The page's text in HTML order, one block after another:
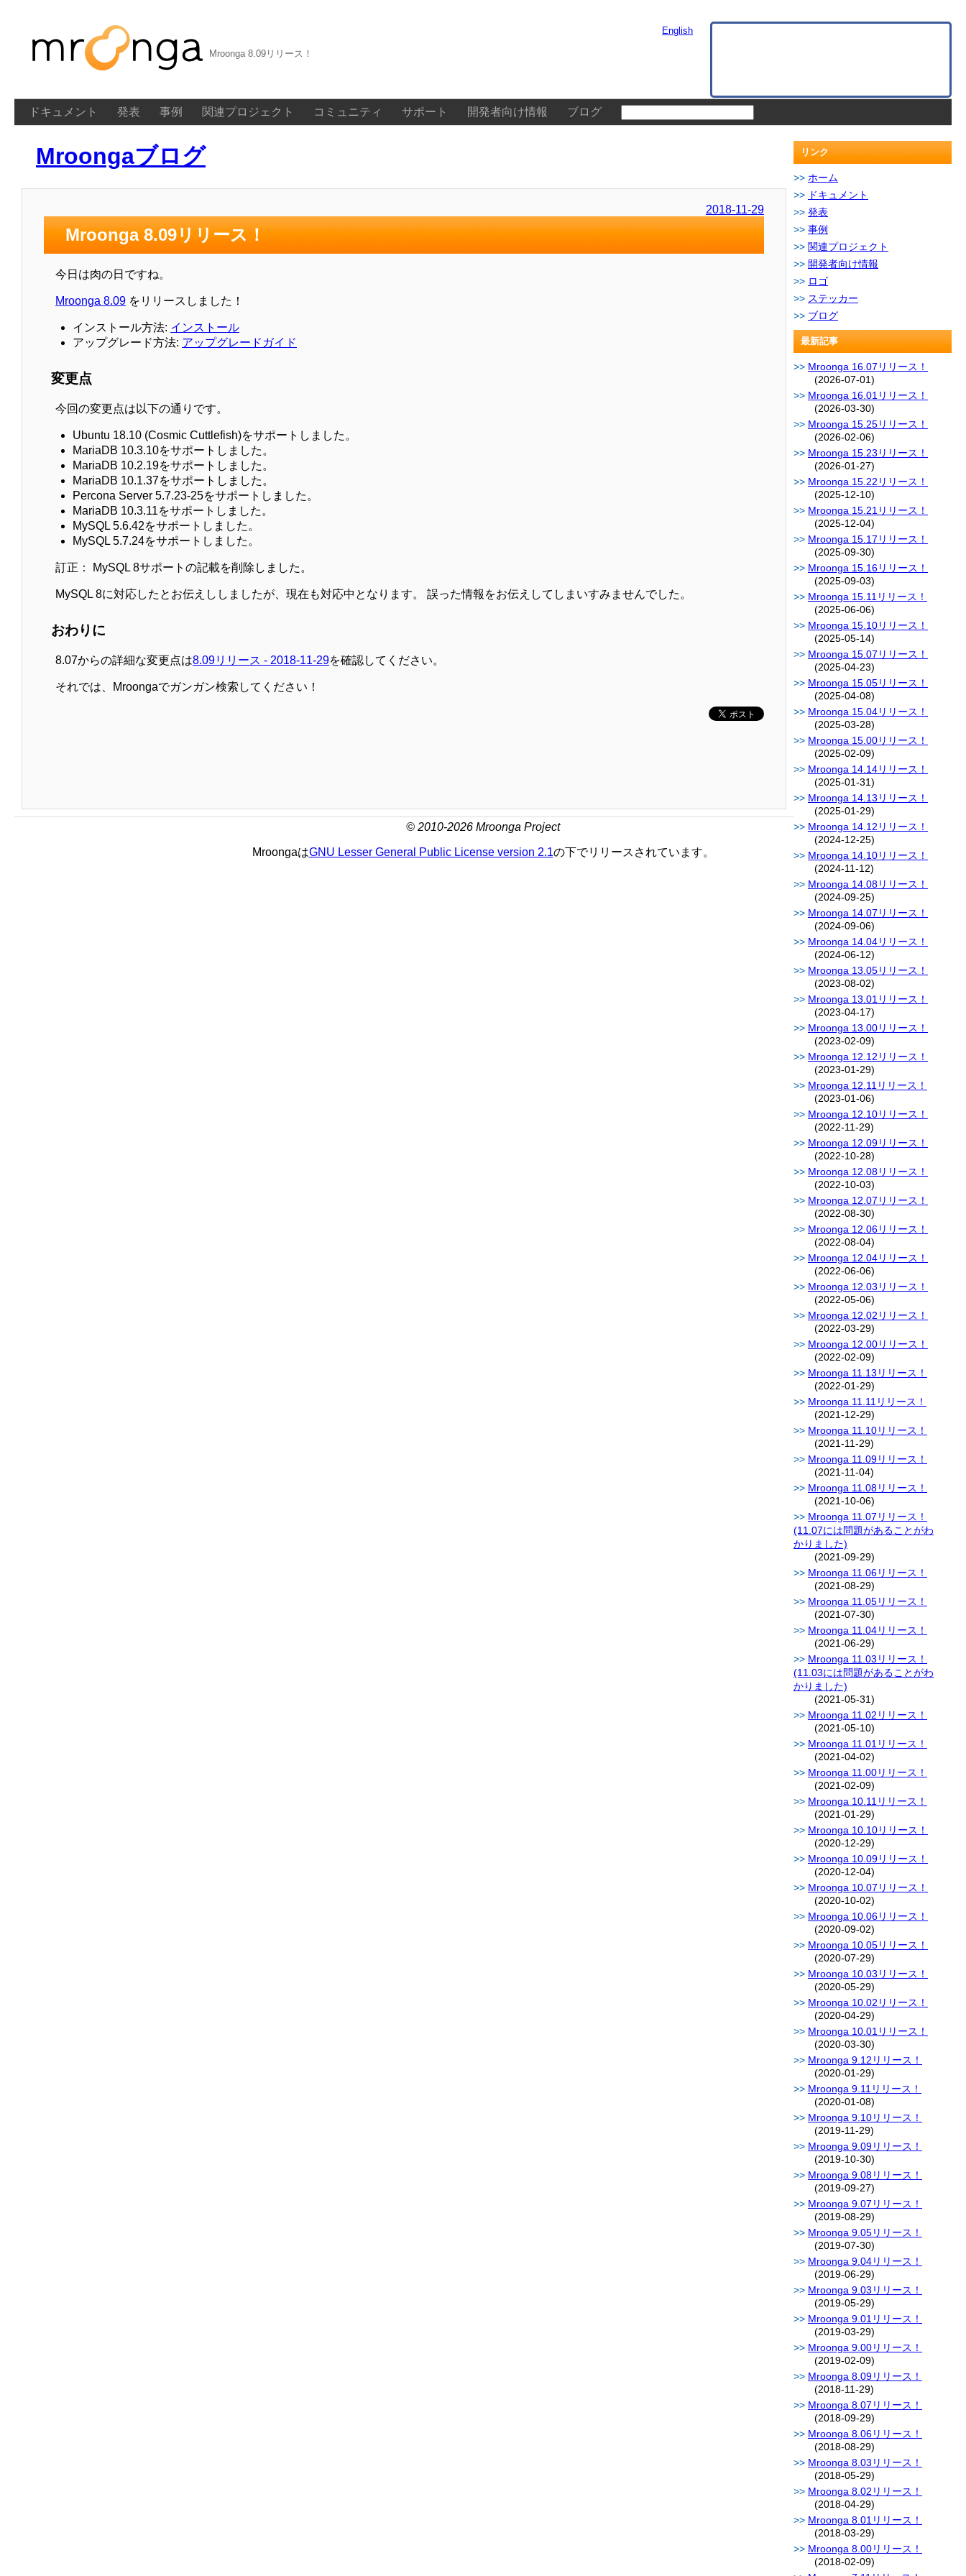
Mroonga 8.09リリース！
ドキュメント 発表 事例 関連プロジェクト コミュニティ サポート 開発者向け情報 ブログ
English
Mroongaブログ
2018-11-29
Mroonga 8.09リリース！
今日は肉の日ですね。
Mroonga 8.09 をリリースしました！
インストール方法: インストール
アップグレード方法: アップグレードガイド
変更点
今回の変更点は以下の通りです。
Ubuntu 18.10 (Cosmic Cuttlefish)をサポートしました。
MariaDB 10.3.10をサポートしました。
MariaDB 10.2.19をサポートしました。
MariaDB 10.1.37をサポートしました。
Percona Server 5.7.23-25をサポートしました。
MariaDB 10.3.11をサポートしました。
MySQL 5.6.42をサポートしました。
MySQL 5.7.24をサポートしました。
訂正： MySQL 8サポートの記載を削除しました。
MySQL 8に対応したとお伝えししましたが、現在も対応中となります。 誤った情報をお伝えしてしまいすみませんでした。
おわりに
8.07からの詳細な変更点は8.09リリース - 2018-11-29を確認してください。
それでは、Mroongaでガンガン検索してください！
リンク
ホーム
ドキュメント
発表
事例
関連プロジェクト
開発者向け情報
ロゴ
ステッカー
ブログ
最新記事
Mroonga 16.07リリース！
(2026-07-01)
Mroonga 16.01リリース！
(2026-03-30)
Mroonga 15.25リリース！
(2026-02-06)
Mroonga 15.23リリース！
(2026-01-27)
Mroonga 15.22リリース！
(2025-12-10)
Mroonga 15.21リリース！
(2025-12-04)
Mroonga 15.17リリース！
(2025-09-30)
Mroonga 15.16リリース！
(2025-09-03)
Mroonga 15.11リリース！
(2025-06-06)
Mroonga 15.10リリース！
(2025-05-14)
Mroonga 15.07リリース！
(2025-04-23)
Mroonga 15.05リリース！
(2025-04-08)
Mroonga 15.04リリース！
(2025-03-28)
Mroonga 15.00リリース！
(2025-02-09)
Mroonga 14.14リリース！
(2025-01-31)
Mroonga 14.13リリース！
(2025-01-29)
Mroonga 14.12リリース！
(2024-12-25)
Mroonga 14.10リリース！
(2024-11-12)
Mroonga 14.08リリース！
(2024-09-25)
Mroonga 14.07リリース！
(2024-09-06)
Mroonga 14.04リリース！
(2024-06-12)
Mroonga 13.05リリース！
(2023-08-02)
Mroonga 13.01リリース！
(2023-04-17)
Mroonga 13.00リリース！
(2023-02-09)
Mroonga 12.12リリース！
(2023-01-29)
Mroonga 12.11リリース！
(2023-01-06)
Mroonga 12.10リリース！
(2022-11-29)
Mroonga 12.09リリース！
(2022-10-28)
Mroonga 12.08リリース！
(2022-10-03)
Mroonga 12.07リリース！
(2022-08-30)
Mroonga 12.06リリース！
(2022-08-04)
Mroonga 12.04リリース！
(2022-06-06)
Mroonga 12.03リリース！
(2022-05-06)
Mroonga 12.02リリース！
(2022-03-29)
Mroonga 12.00リリース！
(2022-02-09)
Mroonga 11.13リリース！
(2022-01-29)
Mroonga 11.11リリース！
(2021-12-29)
Mroonga 11.10リリース！
(2021-11-29)
Mroonga 11.09リリース！
(2021-11-04)
Mroonga 11.08リリース！
(2021-10-06)
Mroonga 11.07リリース！
(11.07には問題があることがわ
かりました)
(2021-09-29)
Mroonga 11.06リリース！
(2021-08-29)
Mroonga 11.05リリース！
(2021-07-30)
Mroonga 11.04リリース！
(2021-06-29)
Mroonga 11.03リリース！
(11.03には問題があることがわ
かりました)
(2021-05-31)
Mroonga 11.02リリース！
(2021-05-10)
Mroonga 11.01リリース！
(2021-04-02)
Mroonga 11.00リリース！
(2021-02-09)
Mroonga 10.11リリース！
(2021-01-29)
Mroonga 10.10リリース！
(2020-12-29)
Mroonga 10.09リリース！
(2020-12-04)
Mroonga 10.07リリース！
(2020-10-02)
Mroonga 10.06リリース！
(2020-09-02)
Mroonga 10.05リリース！
(2020-07-29)
Mroonga 10.03リリース！
(2020-05-29)
Mroonga 10.02リリース！
(2020-04-29)
Mroonga 10.01リリース！
(2020-03-30)
Mroonga 9.12リリース！
(2020-01-29)
Mroonga 9.11リリース！
(2020-01-08)
Mroonga 9.10リリース！
(2019-11-29)
Mroonga 9.09リリース！
(2019-10-30)
Mroonga 9.08リリース！
(2019-09-27)
Mroonga 9.07リリース！
(2019-08-29)
Mroonga 9.05リリース！
(2019-07-30)
Mroonga 9.04リリース！
(2019-06-29)
Mroonga 9.03リリース！
(2019-05-29)
Mroonga 9.01リリース！
(2019-03-29)
Mroonga 9.00リリース！
(2019-02-09)
Mroonga 8.09リリース！
(2018-11-29)
Mroonga 8.07リリース！
(2018-09-29)
Mroonga 8.06リリース！
(2018-08-29)
Mroonga 8.03リリース！
(2018-05-29)
Mroonga 8.02リリース！
(2018-04-29)
Mroonga 8.01リリース！
(2018-03-29)
Mroonga 8.00リリース！
(2018-02-09)
© 2010-2026 Mroonga Project
MroongaはGNU Lesser General Public License version 2.1の下でリリースされています。